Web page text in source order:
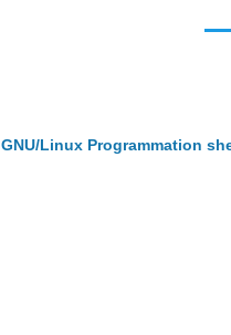
GNU/Linux Programmation